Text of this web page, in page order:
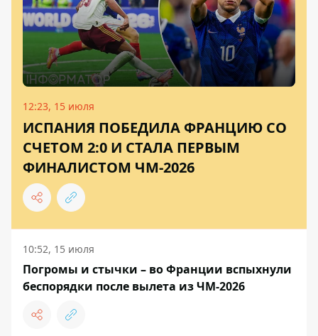
12:23, 15 июля
ИСПАНИЯ ПОБЕДИЛА ФРАНЦИЮ ​​СО
СЧЕТОМ 2:0 И СТАЛА ПЕРВЫМ
ФИНАЛИСТОМ ЧМ-2026
10:52, 15 июля
Погромы и стычки – во Франции вспыхнули
беспорядки после вылета из ЧМ-2026